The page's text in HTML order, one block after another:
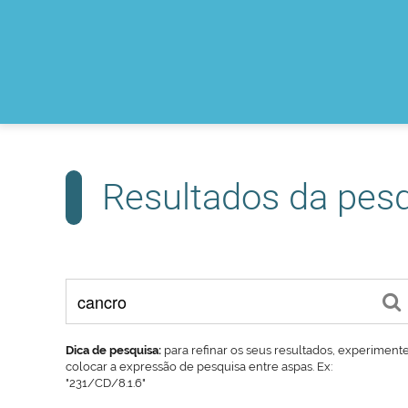
Resultados da
Dica de pesquisa: para refinar os seus resultados,
colocar a expressão de pesquisa entre aspas. Ex:
"231/CD/8.1.6"